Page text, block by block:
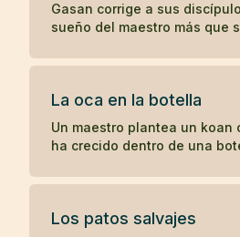
Gasan corrige a sus
sueño del maestro más que
no retirarse antes de tiempo.
La oca en la botella
Un maestro plantea un koan
ha crecido dentro de una
Los patos salvajes